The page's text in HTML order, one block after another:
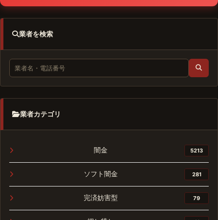
業者を検索
業者カテゴリ
闇金 5213
ソフト闇金 281
完済妨害型 79